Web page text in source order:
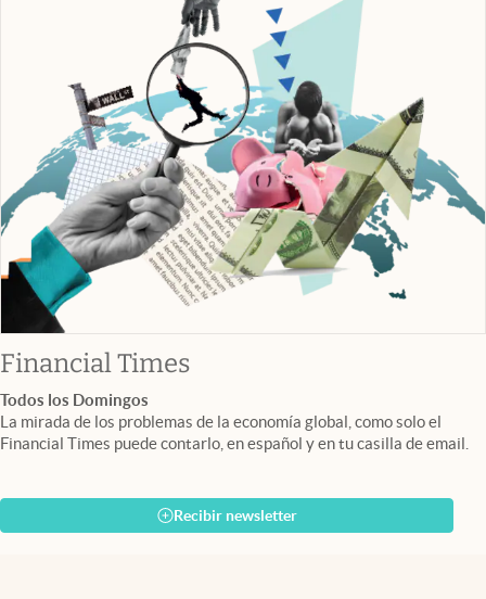
Financial Timesabre en nueva pestaña
Todos los Domingos
La mirada de los problemas de la economía global, como solo el
Financial Times puede contarlo, en español y en tu casilla de email.
Recibir newsletter